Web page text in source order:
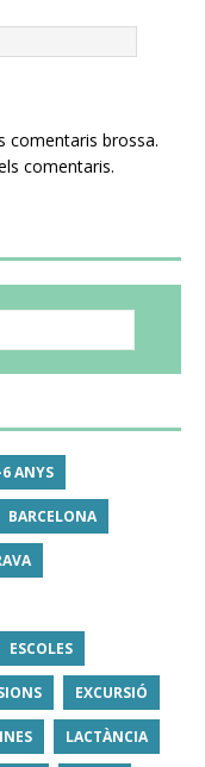
comentaris brossa.
comentaris.
ANYS
BARCELONA
ESCOLES
EXCURSIÓ
LACTÀNCIA